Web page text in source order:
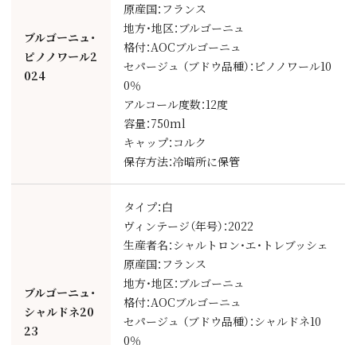
ブルゴーニュ・
ピノノワール2
024
原産国：フランス
地方・地区：ブルゴーニュ
格付：AOCブルゴーニュ
セパージュ （ブドウ品種）：ピノノワール10
0％
アルコール度数：12度
容量：750ml
キャップ：コルク
保存方法：冷暗所に保管
ブルゴーニュ・
シャルドネ20
23
タイプ：白
ヴィンテージ（年号）：2022
生産者名：シャルトロン・エ・トレブッシェ
原産国：フランス
地方・地区：ブルゴーニュ
格付：AOCブルゴーニュ
セパージュ （ブドウ品種）：シャルドネ10
0％